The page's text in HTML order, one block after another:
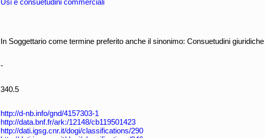
Usi e consuetudini commerciali
In Soggettario come termine preferito anche il sinonimo: Consuetudini giuridiche
-
340.5
http://d-nb.info/gnd/4157303-1
http://data.bnf.fr/ark:/12148/cb119501423
http://dati.igsg.cnr.it/dogi/classifications/290